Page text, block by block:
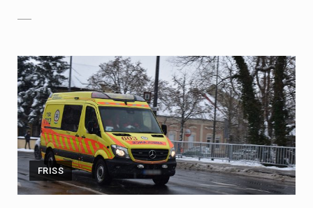
FRISS